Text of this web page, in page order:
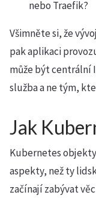
nebo Traefik?
Všimněte si, že
pak aplikaci
může být centrální
služba a ne tým,
Jak
Kubernetes
aspekty, než ty
začínají zabývat